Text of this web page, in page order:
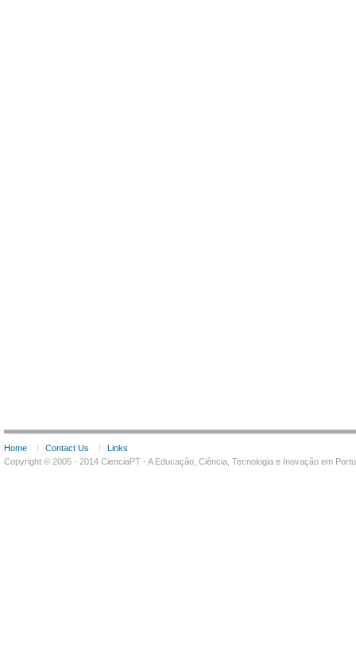
Home Contact Us
Links
Copyright © 2005 - 2014 CienciaPT - A Educação, Ciência, Tecnologia e Inovação em